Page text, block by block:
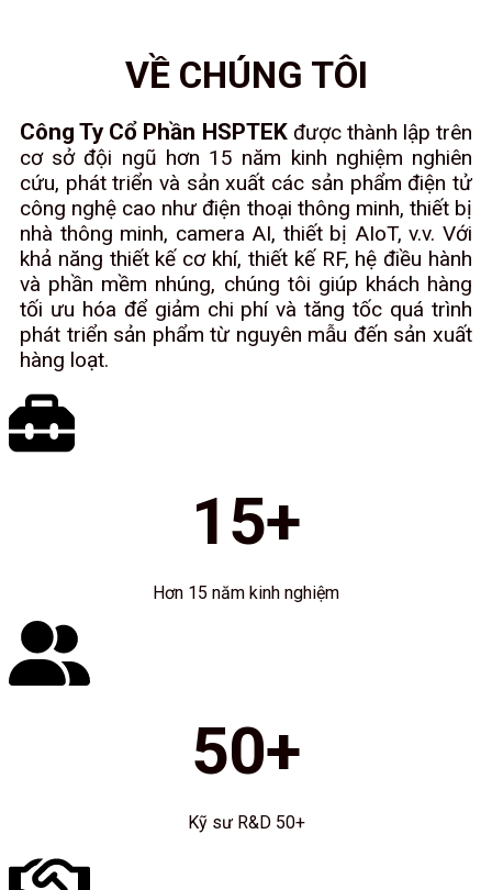
VỀ CHÚNG TÔI
Công Ty Cổ Phần HSPTEKđược thành lập trên
cơ sở đội ngũ hơn 15 năm kinh nghiệm nghiên
cứu, phát triển và sản xuất các sản phẩm điện tử
công nghệ cao như điện thoại thông minh, thiết bị
nhà thông minh, camera AI, thiết bị AIoT, v.v. Với
khả năng thiết kế cơ khí, thiết kế RF, hệ điều hành
và phần mềm nhúng, chúng tôi giúp khách hàng
tối ưu hóa để giảm chi phí và tăng tốc quá trình
phát triển sản phẩm từ nguyên mẫu đến sản xuất
hàng loạt.
15+
Hơn 15 năm kinh nghiệm
50+
Kỹ sư R&D 50+